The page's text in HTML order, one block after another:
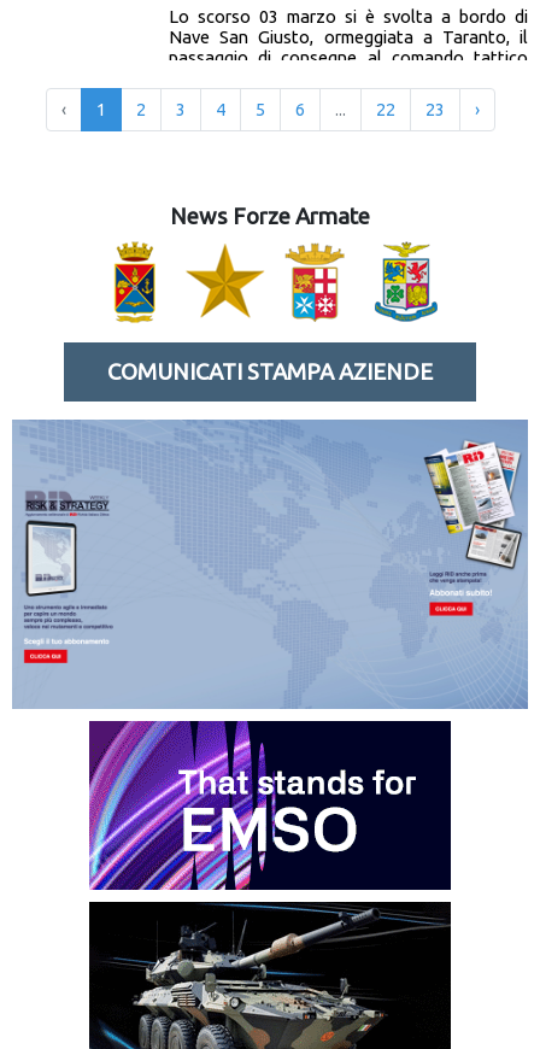
Lo scorso 03 marzo si è svolta a bordo di
Nave San Giusto, ormeggiata a Taranto, il
passaggio di consegne al comando tattico
‹ 1 2 3 4 5 6 ... 22 23 ›
News Forze Armate
COMUNICATI STAMPA AZIENDE